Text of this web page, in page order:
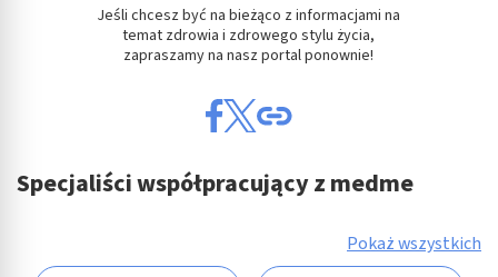
Jeśli chcesz być na bieżąco z informacjami na
temat zdrowia i zdrowego stylu życia,
zapraszamy na nasz portal ponownie!
Specjaliści współpracujący z medme
Pokaż wszystkich